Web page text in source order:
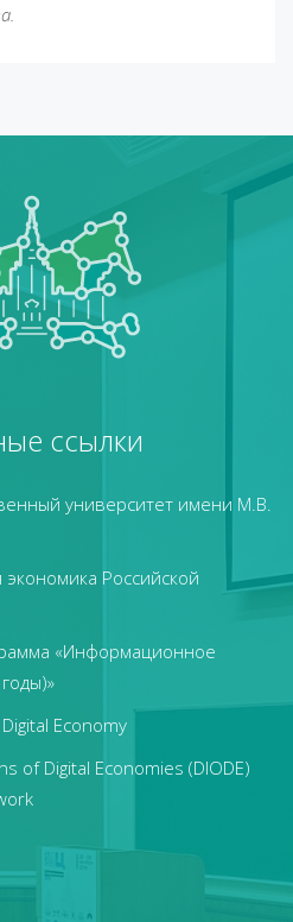
ссылки
университет имени М.В.
Российской
«Информационное
Economy
of Digital Economies (DIODE)